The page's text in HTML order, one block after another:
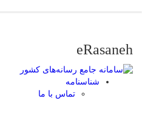
eRasaneh
شناسنامه
تماس با ما